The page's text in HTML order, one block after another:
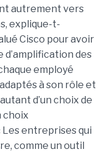
autrement vers
explique-t-
Cisco pour avoir
d’amplification des
employé
à son rôle et
d’un choix de
choix
Les entreprises qui
comme un outil